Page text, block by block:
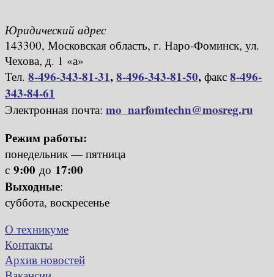
Юридический адрес
143300, Московская область, г. Наро-Фоминск, ул.
Чехова, д. 1 «а»
Тел. 8-496-343-81-31,8-496-343-81-50, факс 8-496-
343-84-61
Электронная почта: mo_narfomtechn@mosreg.ru
Режим работы:
понедельник — пятница
с 9:00 до 17:00
Выходные:
суббота, воскресенье
О техникуме
Контакты
Архив новостей